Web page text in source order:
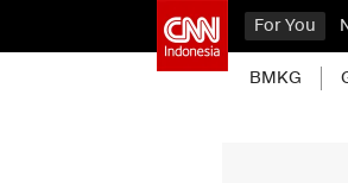
For You
BMKG